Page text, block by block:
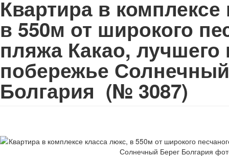
Квартира в
в 550м от широкого
пляжа Какао, лучшего
побережье
Болгария (№ 3087)